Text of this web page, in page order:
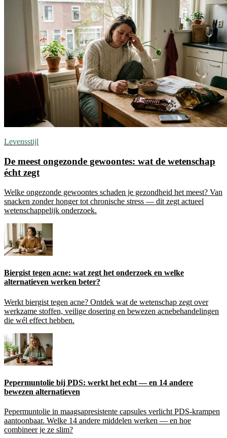
Levensstijl
De meest ongezonde gewoontes: wat de wetenschap
écht zegt
Welke ongezonde gewoontes schaden je gezondheid het meest? Van
snacken zonder honger tot chronische stress — dit zegt actueel
wetenschappelijk onderzoek.
Biergist tegen acne: wat zegt het onderzoek en welke
alternatieven werken beter?
Werkt biergist tegen acne? Ontdek wat de wetenschap zegt over
werkzame stoffen, veilige dosering en bewezen acnebehandelingen
die wél effect hebben.
Pepermuntolie bij PDS: werkt het echt — en 14 andere
bewezen alternatieven
Pepermuntolie in maagsapresistente capsules verlicht PDS-krampen
aantoonbaar. Welke 14 andere middelen werken — en hoe
combineer je ze slim?